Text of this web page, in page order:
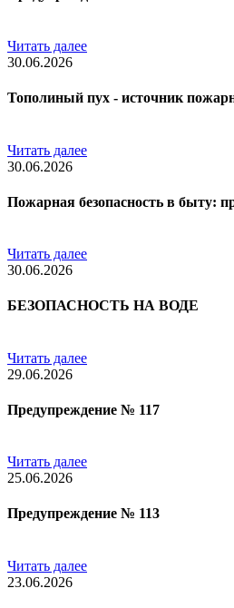
Читать далее
30.06.2026
Тополиный пух - источник
Читать далее
30.06.2026
Пожарная безопасность в быту:
Читать далее
30.06.2026
БЕЗОПАСНОСТЬ НА ВОДЕ
Читать далее
29.06.2026
Предупреждение № 117
Читать далее
25.06.2026
Предупреждение № 113
Читать далее
23.06.2026